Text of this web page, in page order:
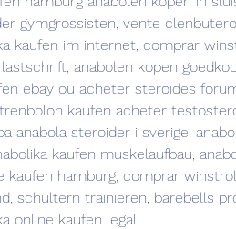
gymgrossisten, vente
kaufen im internet, comprar
anabolen kopen
ebay ou acheter steroides
kaufen acheter
anabola steroider i sverige,
kaufen muskelaufbau,
kaufen hamburg, comprar
schultern trainieren, barebells
online kaufen legal.